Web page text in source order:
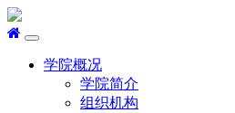
学院概况
学院简介
组织机构